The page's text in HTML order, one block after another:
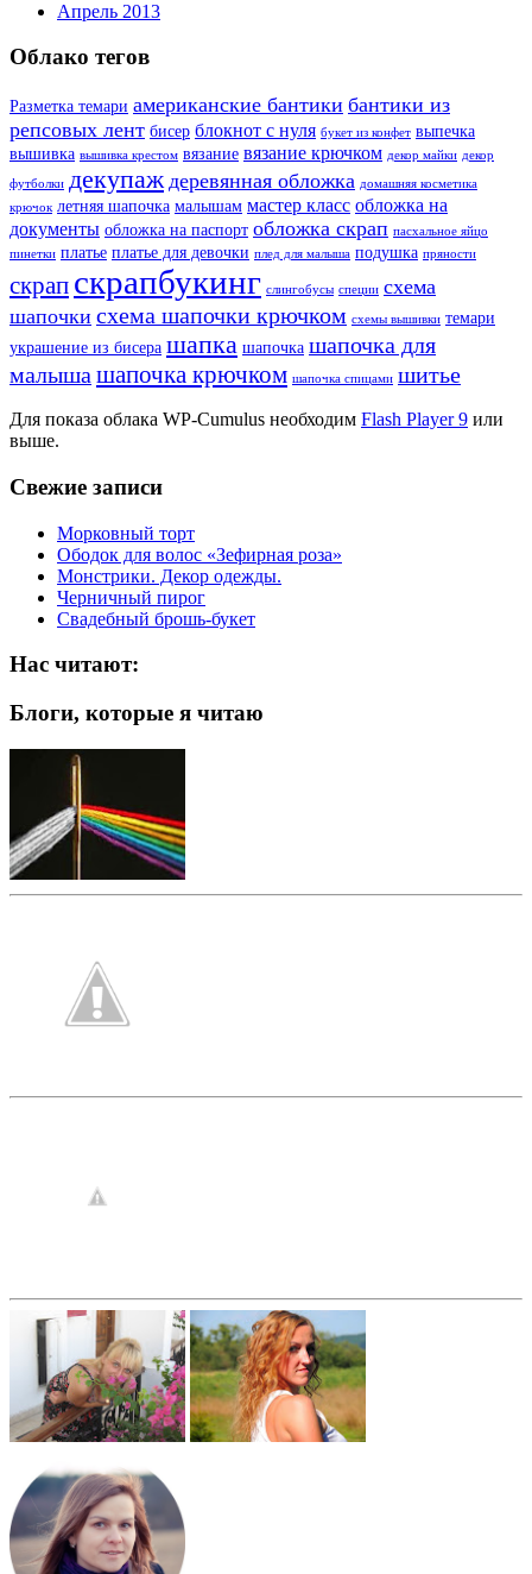
Апрель 2013
Облако тегов
Разметка темари американские бантики бантики из
репсовых лент бисер блокнот с нуля букет из конфет выпечка
вышивка вышивка крестом вязание вязание крючком декор майки декор
футболки декупаж деревянная обложка домашняя косметика
крючок летняя шапочка малышам мастер класс обложка на
документы обложка на паспорт обложка скрап пасхальное яйцо
пинетки платье платье для девочки плед для малыша подушка пряности
скрап скрапбукинг слингобусы специи схема
шапочки схема шапочки крючком схемы вышивки темари
украшение из бисера шапка шапочка шапочка для
малыша шапочка крючком шапочка спицами шитье
Для показа облака WP-Cumulus необходим Flash Player 9 или
выше.
Свежие записи
Морковный торт
Ободок для волос «Зефирная роза»
Монстрики. Декор одежды.
Черничный пирог
Свадебный брошь-букет
Нас читают:
Блоги, которые я читаю